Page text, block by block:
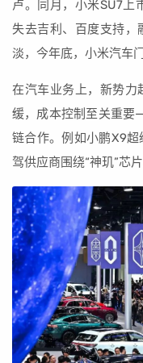
卢。同月，小米SU7上
失去吉利、百度支持，
淡，今年底，小米汽车
在汽车业务上，新势力
缓，成本控制至关重要
链合作。例如小鹏X9
驾供应商围绕“神玑”芯